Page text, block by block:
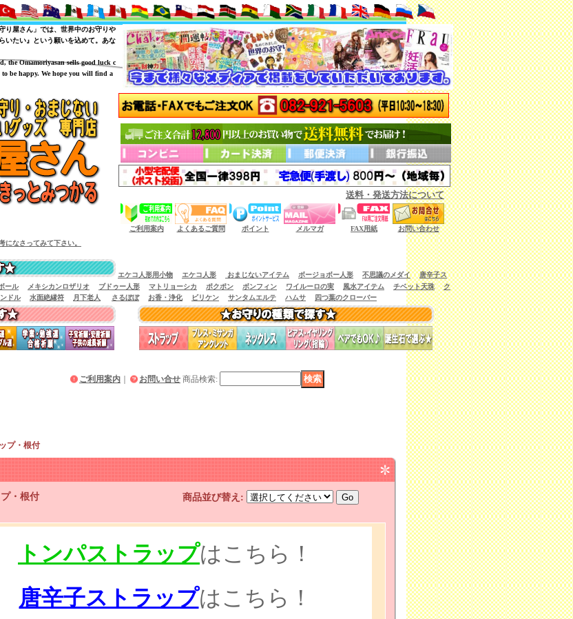
り屋さん」では、世界中のお守りや
いたい』という願いを込めて。あな
the Omamoriyasan sells good luck c
be happy. We hope you will find a
送料・発送方法について
ご利用案内 よくあるご質問 ポイント メルマガ FAX用紙
お問い合わせ
になさってみて下さい。
エケコ人形用小物 エケコ人形 おまじないアイテム ボージョボー人形 不思議のメダイ
唐辛子ス
ール メキシカンロザリオ ブドゥー人形 マトリョーシカ ポクポン ボンフィン ワイルーロの実 風水アイテム チベット天珠
ク
ドル 水面絶縁符 月下老人 さるぼぼ お香・浄化 ビリケン サンタムエルテ ハムサ 四つ葉のクローバー
ご利用案内 お問い合せ 商品検索:
プ・根付
・根付 商品並び替え :
トンパストラップはこちら！
唐辛子ストラップはこちら！